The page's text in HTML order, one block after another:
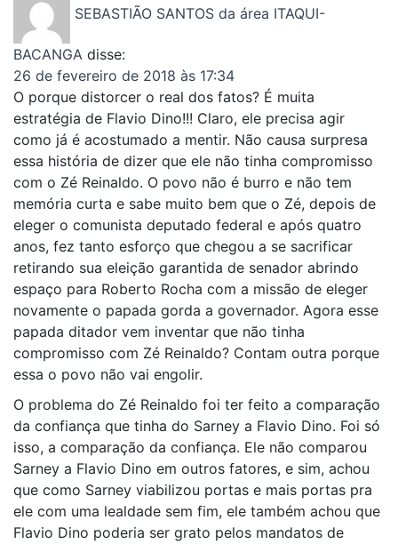
SEBASTIÃO SANTOS da área ITAQUI-
BACANGA disse:
26 de fevereiro de 2018 às 17:34
O porque distorcer o real dos fatos? É muita
estratégia de Flavio Dino!!! Claro, ele precisa agir
como já é acostumado a mentir. Não causa surpresa
essa história de dizer que ele não tinha compromisso
com o Zé Reinaldo. O povo não é burro e não tem
memória curta e sabe muito bem que o Zé, depois de
eleger o comunista deputado federal e após quatro
anos, fez tanto esforço que chegou a se sacrificar
retirando sua eleição garantida de senador abrindo
espaço para Roberto Rocha com a missão de eleger
novamente o papada gorda a governador. Agora esse
papada ditador vem inventar que não tinha
compromisso com Zé Reinaldo? Contam outra porque
essa o povo não vai engolir.
O problema do Zé Reinaldo foi ter feito a comparação
da confiança que tinha do Sarney a Flavio Dino. Foi só
isso, a comparação da confiança. Ele não comparou
Sarney a Flavio Dino em outros fatores, e sim, achou
que como Sarney viabilizou portas e mais portas pra
ele com uma lealdade sem fim, ele também achou que
Flavio Dino poderia ser grato pelos mandatos de